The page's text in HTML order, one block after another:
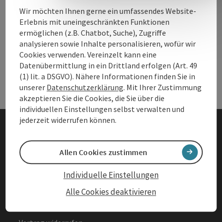
Andere Webseiten
Services
Impressum
Datenschutz
Barrierefreiheitserklärung
Wir möchten Ihnen gerne ein umfassendes Website-
Erlebnis mit uneingeschränkten Funktionen
ermöglichen (z.B. Chatbot, Suche), Zugriffe
analysieren sowie Inhalte personalisieren, wofür wir
Cookies verwenden. Vereinzelt kann eine
Datenübermittlung in ein Drittland erfolgen (Art. 49
(1) lit. a DSGVO). Nähere Informationen finden Sie in
unserer Datenschutzerklärung. Mit Ihrer Zustimmung
akzeptieren Sie die Cookies, die Sie über die
individuellen Einstellungen selbst verwalten und
jederzeit widerrufen können.
Alle Cookies deaktivieren
Individuelle Einstellungen
Allen Cookies zustimmen